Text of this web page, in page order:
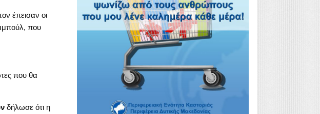
έπεισαν οι
που
που θα
δήλωσε ότι η